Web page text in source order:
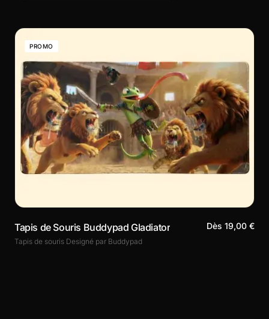
PROMO
Tapis de Souris Buddypad Gladiator
Tapis de souris Designé par Buddypad
Dès 19,00 €